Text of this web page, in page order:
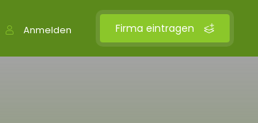
Firma eintragen
Anmelden